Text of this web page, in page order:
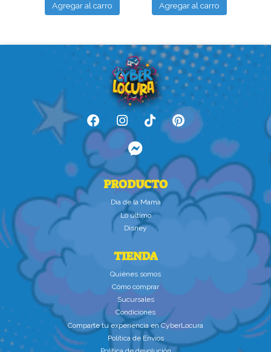
Agregar al carro Agregar al carro
PRODUCTO
Dìa de la Mamà
Lo último
Disney
TIENDA
Quiénes somos
Cómo comprar
Sucursales
Condiciones
Comparte tu experiencia en CyberLocura
Política de Envíos